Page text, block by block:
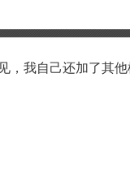
，我自己还加了其